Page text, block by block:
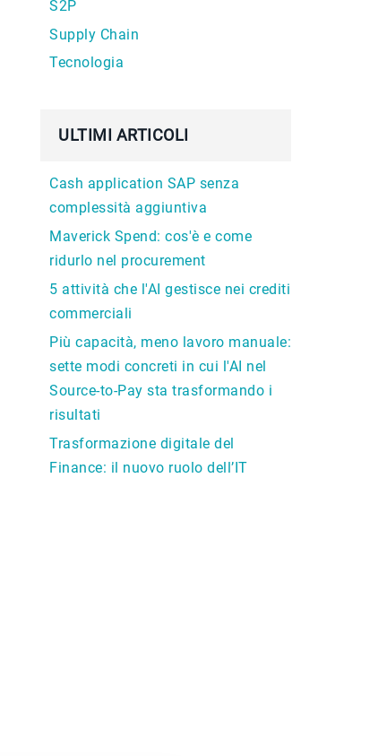
S2P
Supply Chain
Tecnologia
ULTIMI ARTICOLI
Cash application SAP senza
complessità aggiuntiva
Maverick Spend: cos'è e come
ridurlo nel procurement
5 attività che l'AI gestisce nei crediti
commerciali
Più capacità, meno lavoro manuale:
sette modi concreti in cui l'AI nel
Source-to-Pay sta trasformando i
risultati
Trasformazione digitale del
Finance: il nuovo ruolo dell’IT